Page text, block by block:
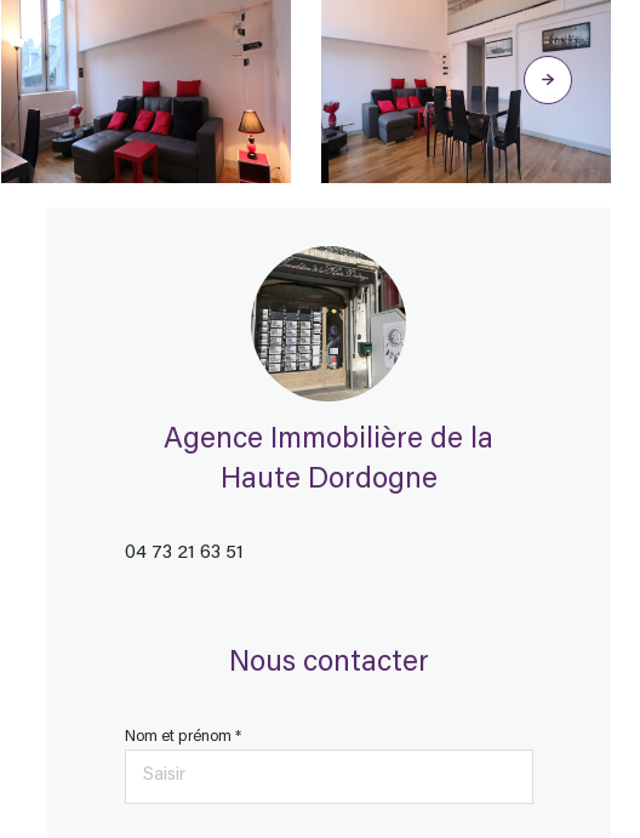
Agence Immobilière de la
Haute Dordogne
04 73 21 63 51
Nous contacter
Nom et prénom *